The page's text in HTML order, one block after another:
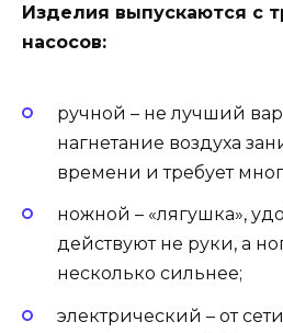
Изделия выпускаются с
насосов:
ручной – не лучший
нагнетание воздуха
времени и требует
ножной – «лягушка»,
действуют не руки, а
несколько сильнее;
электрический – от